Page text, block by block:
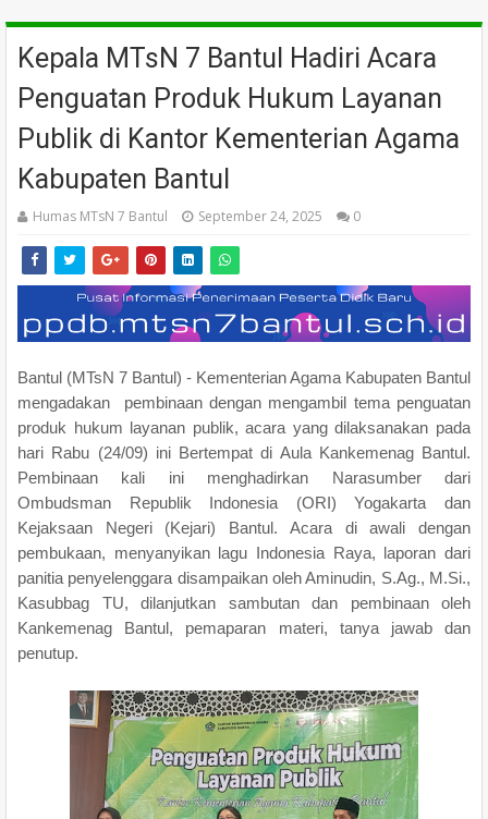
Kepala MTsN 7 Bantul Hadiri Acara
Penguatan Produk Hukum Layanan
Publik di Kantor Kementerian Agama
Kabupaten Bantul
Humas MTsN 7 Bantul September 24, 2025 0
Bantul (MTsN 7 Bantul) - Kementerian Agama Kabupaten Bantul
mengadakan pembinaan dengan mengambil tema penguatan
produk hukum layanan publik, acara yang dilaksanakan pada
hari Rabu (24/09) ini Bertempat di Aula Kankemenag Bantul.
Pembinaan kali ini menghadirkan Narasumber dari
Ombudsman Republik Indonesia (ORI) Yogakarta dan
Kejaksaan Negeri (Kejari) Bantul. Acara di awali dengan
pembukaan, menyanyikan lagu Indonesia Raya, laporan dari
panitia penyelenggara disampaikan oleh Aminudin, S.Ag., M.Si.,
Kasubbag TU, dilanjutkan sambutan dan pembinaan oleh
Kankemenag Bantul, pemaparan materi, tanya jawab dan
penutup.